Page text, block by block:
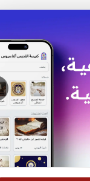
بحث في
الأكثر بحثًا: خبزنا
الرئيسية